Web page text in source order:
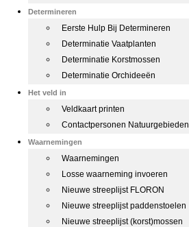
Determineren
Eerste Hulp Bij Determineren
Determinatie Vaatplanten
Determinatie Korstmossen
Determinatie Orchideeën
Het veld in
Veldkaart printen
Contactpersonen Natuurgebieden
Waarnemingen
Waarnemingen
Losse waarneming invoeren
Nieuwe streeplijst FLORON
Nieuwe streeplijst paddenstoelen
Nieuwe streeplijst (korst)mossen